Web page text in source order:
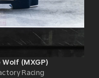
(MXGP)
Racing